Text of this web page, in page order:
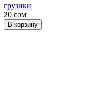
грузики
20 сом
В корзину